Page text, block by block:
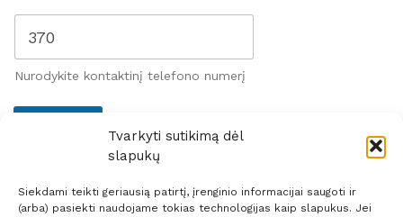
Tvarkyti sutikimą dėl
slapukų
Siekdami teikti geriausią patirtį, įrenginio informacijai saugoti ir
(arba) pasiekti naudojame tokias technologijas kaip slapukus. Jei
s
Nurodykite kontaktinį telefono numerį